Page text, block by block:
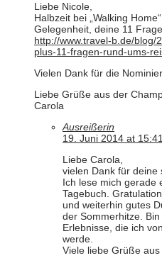
Liebe Nicole,
Halbzeit bei „Walking
Gelegenheit, deine 11
http://www.travel-b.de/blog/
plus-11-fragen-rund-ums-
Vielen Dank für die
Liebe Grüße aus der
Carola
Ausreißerin
19. Juni 2014 at 15:41
Liebe Carola,
vielen Dank für deine
Ich lese mich gerade
Tagebuch.
und weiterhin gutes
der Sommerhitze.
Erlebnisse, die ich
werde.
Viele liebe Grüße